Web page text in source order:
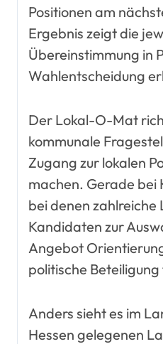
Positionen am
Ergebnis zeigt die
Übereinstimmung in
Wahlentscheidung
Der Lokal-O-Mat
kommunale
Zugang zur lokalen
machen. Gerade bei
bei denen zahlreiche
Kandidaten zur
Angebot
politische
Anders sieht es im
Hessen gelegenen